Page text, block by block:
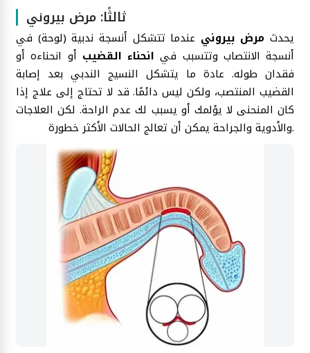
ثالثًا: مرض بيروني
يحدث مرض بيروني عندما تتشكل أنسجة ندبية (لوحة) في
أنسجة الانتصاب وتتسبب في انحناء القضيب أو انحناءه أو
فقدان طوله. عادة ما يتشكل النسيج الندبي بعد إصابة
القضيب المنتصب، ولكن ليس دائمًا. قد لا تحتاج إلى علاج إذا
كان المنحنى لا يؤلمك أو يسبب لك عدم الراحة. لكن العلاجات
والأدوية والجراحة يمكن أن تعالج الحالات الأكثر خطورة.